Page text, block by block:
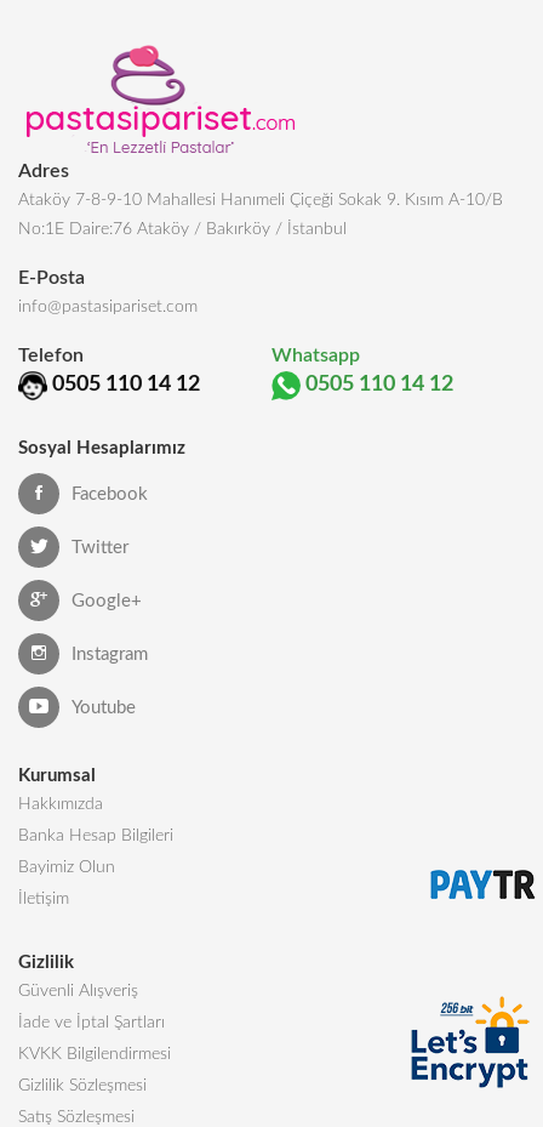
Adres
Ataköy 7-8-9-10 Mahallesi Hanımeli Çiçeği Sokak 9. Kısım A-10/B
No:1E Daire:76 Ataköy / Bakırköy / İstanbul
E-Posta
info@pastasipariset.com
Telefon
0505 110 14 12
Whatsapp
0505 110 14 12
Sosyal Hesaplarımız
Facebook
Twitter
Google+
Instagram
Youtube
Kurumsal
Hakkımızda
Banka Hesap Bilgileri
Bayimiz Olun
İletişim
Gizlilik
Güvenli Alışveriş
İade ve İptal Şartları
KVKK Bilgilendirmesi
Gizlilik Sözleşmesi
Satış Sözleşmesi